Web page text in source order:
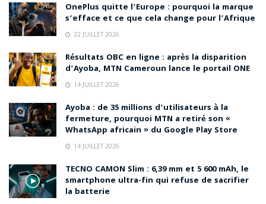
OnePlus quitte l’Europe : pourquoi la marque
s’efface et ce que cela change pour l’Afrique
22 JUILLET 2026
Résultats OBC en ligne : après la disparition
d’Ayoba, MTN Cameroun lance le portail ONE
14 JUILLET 2026
Ayoba : de 35 millions d’utilisateurs à la
fermeture, pourquoi MTN a retiré son «
WhatsApp africain » du Google Play Store
14 JUILLET 2026
TECNO CAMON Slim : 6,39 mm et 5 600 mAh, le
smartphone ultra-fin qui refuse de sacrifier
la batterie